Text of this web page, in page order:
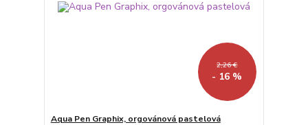
2,26 €
- 16 %
Aqua Pen Graphix, orgovánová pastelová